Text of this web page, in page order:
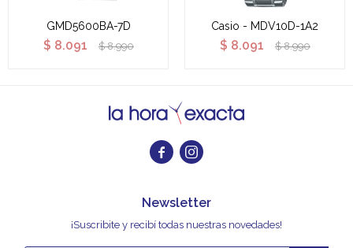
GMD5600BA-7D
$ 8.091 $ 8.990
Casio - MDV10D-1A2
$ 8.091 $ 8.990
 
Newsletter
¡Suscribite y recibí todas nuestras novedades!